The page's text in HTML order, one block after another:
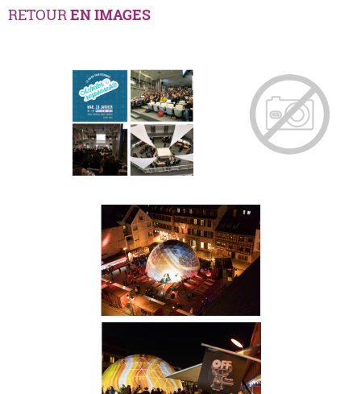
RETOUREN IMAGES